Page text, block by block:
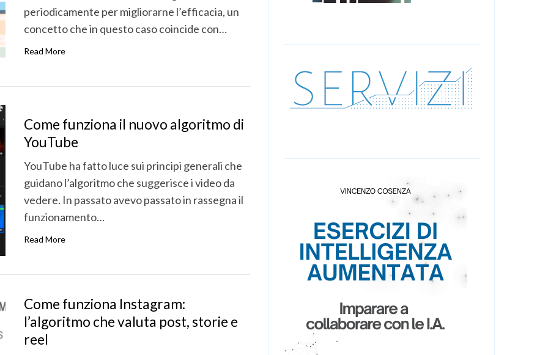
periodicamente per migliorarne l’efficacia, un
concetto che in questo caso coincide con…
Read More
Come funziona il nuovo algoritmo di
YouTube
YouTube ha fatto luce sui principi generali che
guidano l’algoritmo che suggerisce i video da
vedere. In passato avevo passato in rassegna il
funzionamento…
Read More
Come funziona Instagram:
l’algoritmo che valuta post, storie e
reel